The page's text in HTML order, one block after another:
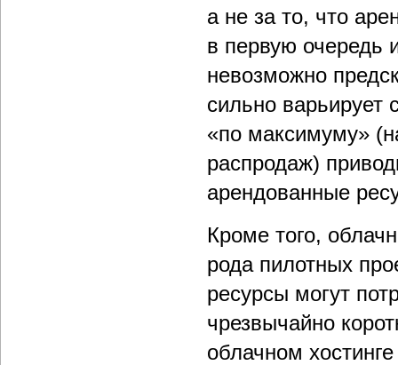
а не за то, что
в первую очередь
невозможно
сильно варьирует
«по максимуму»
распродаж)
арендованные
Кроме того,
рода пилотных
ресурсы могут
чрезвычайно
облачном